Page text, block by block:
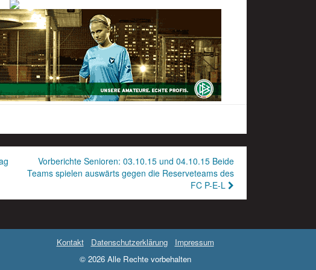
Vorberichte Senioren: 03.10.15 und 04.10.15 Beide
Teams spielen auswärts gegen die Reserveteams des
FC P-E-L
Kontakt Datenschutzerklärung
Impressum
© 2026 Alle Rechte vorbehalten